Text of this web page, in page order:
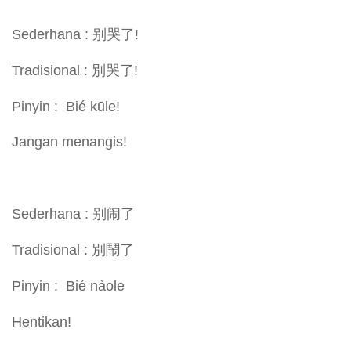
Sederhana : 别哭了!
Tradisional : 別哭了!
Pinyin : Bié kūle!
Jangan menangis!
Sederhana : 别闹了
Tradisional : 別鬧了
Pinyin : Bié nàole
Hentikan!